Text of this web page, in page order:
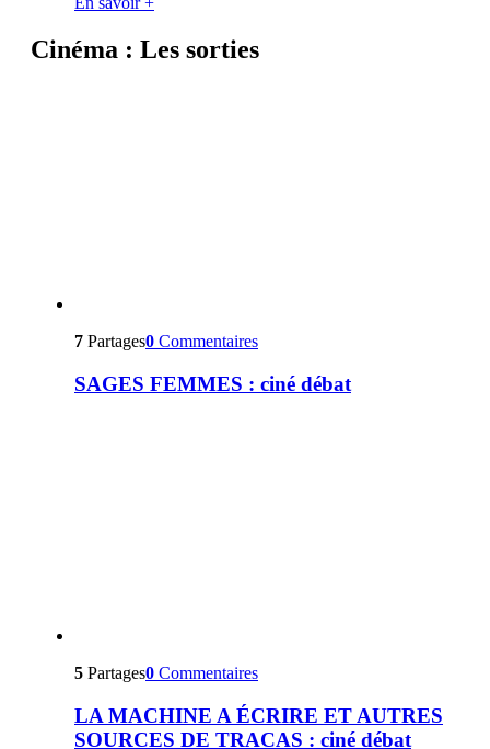
Cinéma : Les sorties
7 Partages0 Commentaires
SAGES FEMMES : ciné débat
5 Partages0 Commentaires
LA MACHINE A ÉCRIRE ET AUTRES
SOURCES DE TRACAS : ciné débat